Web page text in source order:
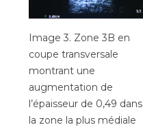
Image 3. Zone 3B en
coupe transversale
montrant une
augmentation de
l’épaisseur de 0,49 dans
la zone la plus médiale